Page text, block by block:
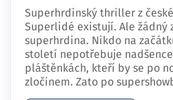
Superhrdinský thriller z
Superlidé existují. Ale žádný
superhrdina. Nikdo na
století nepotřebuje
pláštěnkách, kteří by se po
zločinem. Zato po